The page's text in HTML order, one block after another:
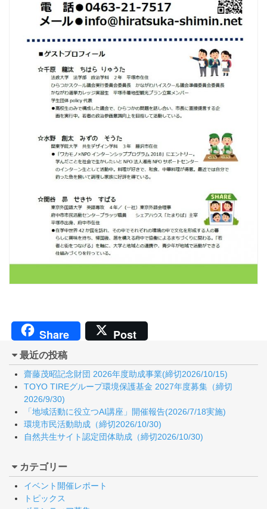
Share Post
最近の投稿
齋藤茂昭記念財団 2026年度助成事業(締切2026/10/15)
TOYO TIREグループ環境保護基金 2027年度募集（締切
2026/9/30)
「地域活動に役立つAI講座」開催報告(2026/7/18実施)
環境市民活動助成（締切2026/10/30)
自然共生サイト認定団体助成（締切2026/10/30)
カテゴリー
イベント開催レポート
トピックス